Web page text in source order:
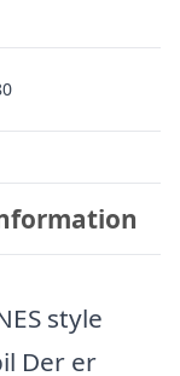
style
Der er